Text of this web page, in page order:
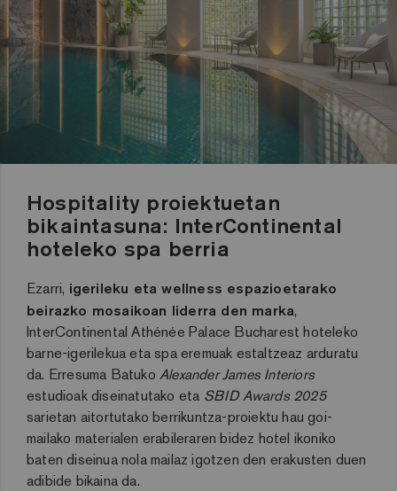
Hospitality proiektuetan
bikaintasuna: InterContinental
hoteleko spa berria
Ezarri, igerileku eta wellness espazioetarako
beirazko mosaikoan liderra den marka,
InterContinental Athénée Palace Bucharest hoteleko
barne-igerilekua eta spa eremuak estaltzeaz arduratu
da. Erresuma Batuko Alexander James Interiors
estudioak diseinatutako eta SBID Awards 2025
sarietan aitortutako berrikuntza-proiektu hau goi-
mailako materialen erabileraren bidez hotel ikoniko
baten diseinua nola mailaz igotzen den erakusten duen
adibide bikaina da.